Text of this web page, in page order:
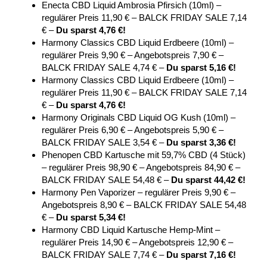
Enecta CBD Liquid Ambrosia Pfirsich (10ml) –
regulärer Preis 11,90 € – BALCK FRIDAY SALE 7,14
€ – Du sparst 4,76 €!
Harmony Classics CBD Liquid Erdbeere (10ml) –
regulärer Preis 9,90 € – Angebotspreis 7,90 € –
BALCK FRIDAY SALE 4,74 € – Du sparst 5,16 €!
Harmony Classics CBD Liquid Erdbeere (10ml) –
regulärer Preis 11,90 € – BALCK FRIDAY SALE 7,14
€ – Du sparst 4,76 €!
Harmony Originals CBD Liquid OG Kush (10ml) –
regulärer Preis 6,90 € – Angebotspreis 5,90 € –
BALCK FRIDAY SALE 3,54 € – Du sparst 3,36 €!
Phenopen CBD Kartusche mit 59,7% CBD (4 Stück)
– regulärer Preis 98,90 € – Angebotspreis 84,90 € –
BALCK FRIDAY SALE 54,48 € – Du sparst 44,42 €!
Harmony Pen Vaporizer – regulärer Preis 9,90 € –
Angebotspreis 8,90 € – BALCK FRIDAY SALE 54,48
€ – Du sparst 5,34 €!
Harmony CBD Liquid Kartusche Hemp-Mint –
regulärer Preis 14,90 € – Angebotspreis 12,90 € –
BALCK FRIDAY SALE 7,74 € – Du sparst 7,16 €!